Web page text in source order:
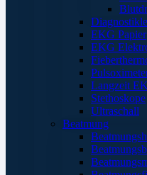
EKG Papier
EKG
Langzeit
Stethoskope
Ultraschall
Beatmung